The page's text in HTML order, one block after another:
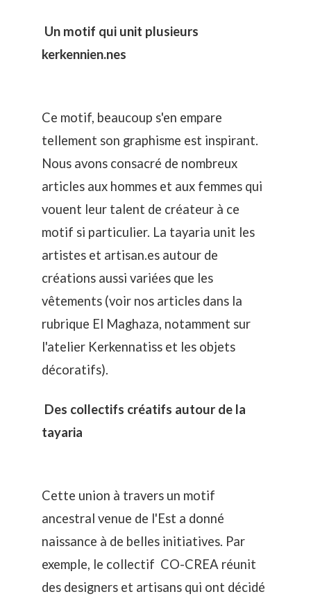
Un motif qui unit plusieurs
kerkennien.nes
Ce motif, beaucoup s'en empare
tellement son graphisme est inspirant.
Nous avons consacré de nombreux
articles aux hommes et aux femmes qui
vouent leur talent de créateur à ce
motif si particulier. La tayaria unit les
artistes et artisan.es autour de
créations aussi variées que les
vêtements (voir nos articles dans la
rubrique El Maghaza, notamment sur
l'atelier Kerkennatiss et les objets
décoratifs).
Des collectifs créatifs autour de la
tayaria
Cette union à travers un motif
ancestral venue de l'Est a donné
naissance à de belles initiatives. Par
exemple, le collectif CO-CREA réunit
des designers et artisans qui ont décidé